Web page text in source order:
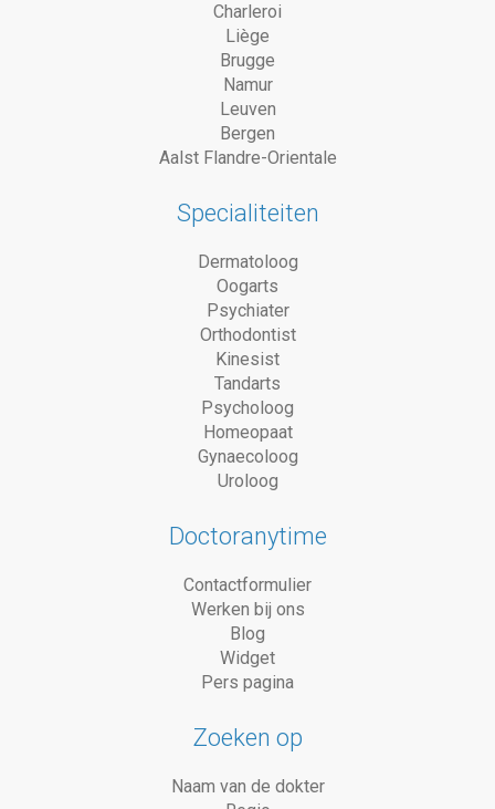
Charleroi
Liège
Brugge
Namur
Leuven
Bergen
Aalst Flandre-Orientale
Specialiteiten
Dermatoloog
Oogarts
Psychiater
Orthodontist
Kinesist
Tandarts
Psycholoog
Homeopaat
Gynaecoloog
Uroloog
Doctoranytime
Contactformulier
Werken bij ons
Blog
Widget
Pers pagina
Zoeken op
Naam van de dokter